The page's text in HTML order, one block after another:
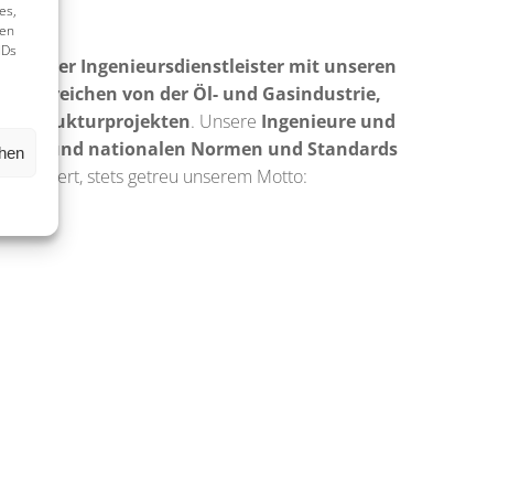
Ingenieursdienstleister mit unseren
reichen von der Öl- und Gasindustrie,
. Unsere Ingenieure und
und nationalen Normen und Standards
stets getreu unserem Motto: